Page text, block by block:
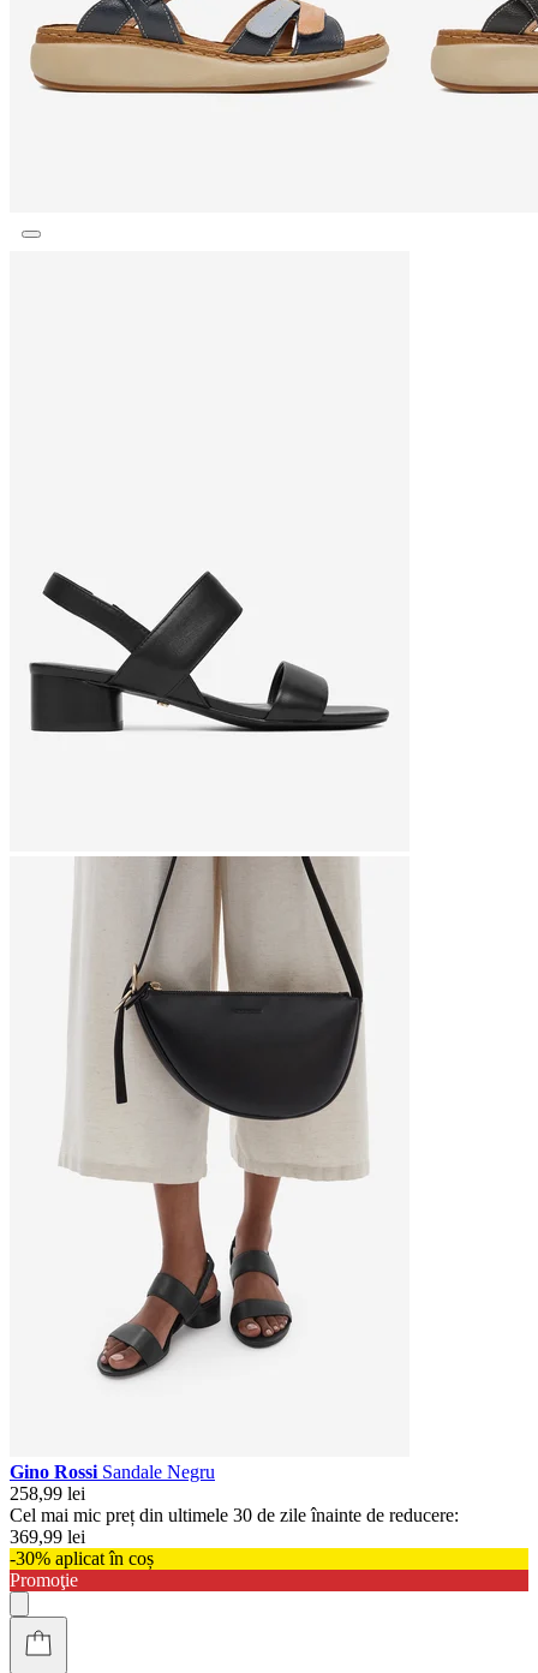
Gino Rossi Sandale Negru
258,99 lei
Cel mai mic preț din ultimele 30 de zile înainte de reducere:
369,99 lei
-30% aplicat în coș
Promoţie